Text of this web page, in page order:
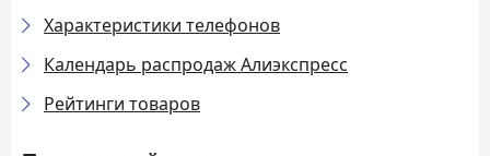
Характеристики телефонов
Календарь распродаж Алиэкспресс
Рейтинги товаров